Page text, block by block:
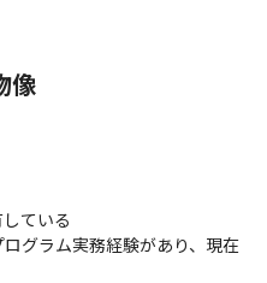
像
ている
グラム実務経験があり、現在